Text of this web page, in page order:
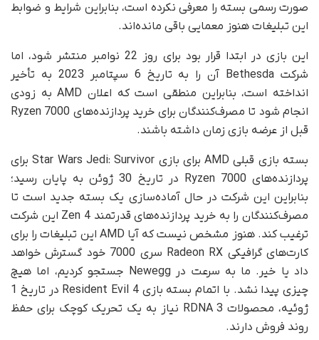
صورت رسمی بسته را معرفی نکرده است، بنابراین شرایط و ضوابط
این تبلیغات هنوز معمایی باقی مانده‌اند.
این بازی در ابتدا قرار بود برای روز 22 نوامبر منتشر ‌شود، اما
شرکت Bethesda آن را به تاریخ 6 سپتامبر 2023 به تأخیر
انداخته است، بنابراین منطقی است که اعلان AMD به زودی
انجام شود تا مصرف‌کنندگان برای خرید پردازنده‌های Ryzen 7000
قبل از عرضه بازی زمان داشته باشند.
بسته بازی قبلی AMD برای بازی Star Wars Jedi: Survivor برای
پردازنده‌های Ryzen 7000 در تاریخ 30 ژوئن به پایان رسید؛
بنابراین این شرکت در حال آماده‌سازی یک بسته جدید است تا
مصرف‌کنندگان را به خرید پردازنده‌های قدرتمند Zen 4 این شرکت
ترغیب کند. هنوز مشخص نیست که آیا AMD این تبلیغات را برای
کارت‌های گرافیکی Radeon RX سری 7000 خود گسترش خواهد
داد یا خیر. ما به سرعت در Newegg جستجو کردیم، اما هیچ
چیزی پیدا نشد. با اتمام بسته بازی Resident Evil 4 در تاریخ 1
ژوئیه، محصولات RDNA 3 نیاز به یک تحریک کوچک برای حفظ
روند فروش دارند.